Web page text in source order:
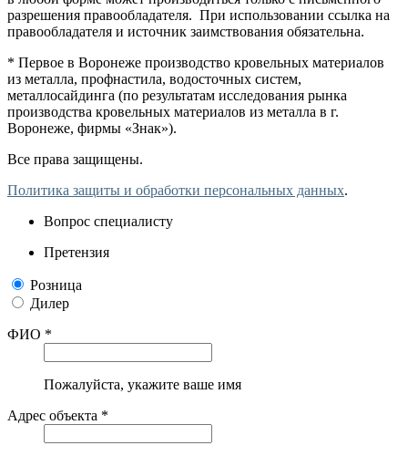
разрешения правообладателя. При использовании ссылка на
правообладателя и источник заимствования обязательна.
* Первое в Воронеже производство кровельных материалов
из металла, профнастила, водосточных систем,
металлосайдинга (по результатам исследования рынка
производства кровельных материалов из металла в г.
Воронеже, фирмы «Знак»).
Все права защищены.
Политика защиты и обработки персональных данных.
Вопрос специалисту
Претензия
Розница
Дилер
ФИО *
Пожалуйста, укажите ваше имя
Адрес объекта *